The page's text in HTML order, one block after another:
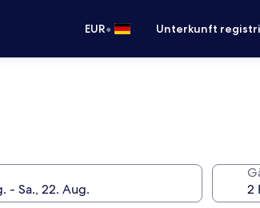
EUR• Unterkunft